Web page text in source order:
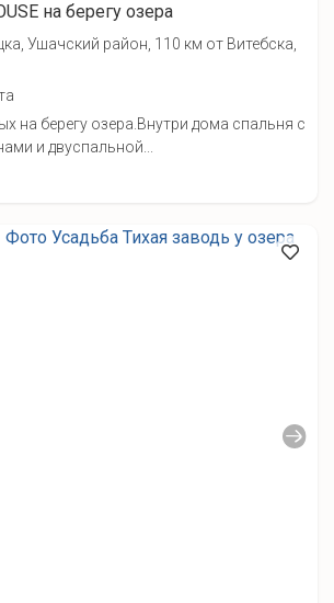
на берегу озера
Ушачский район, 110 км от Витебска,
на берегу озера.Внутри дома спальня с
и двуспальной...